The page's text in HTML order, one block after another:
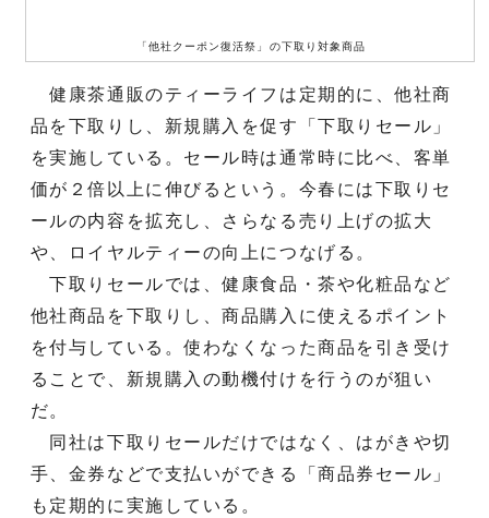
「他社クーポン復活祭」の下取り対象商品
健康茶通販のティーライフは定期的に、他社商
品を下取りし、新規購入を促す「下取りセール」
を実施している。セール時は通常時に比べ、客単
価が２倍以上に伸びるという。今春には下取りセ
ールの内容を拡充し、さらなる売り上げの拡大
や、ロイヤルティーの向上につなげる。
下取りセールでは、健康食品・茶や化粧品など
他社商品を下取りし、商品購入に使えるポイント
を付与している。使わなくなった商品を引き受け
ることで、新規購入の動機付けを行うのが狙い
だ。
同社は下取りセールだけではなく、はがきや切
手、金券などで支払いができる「商品券セール」
も定期的に実施している。